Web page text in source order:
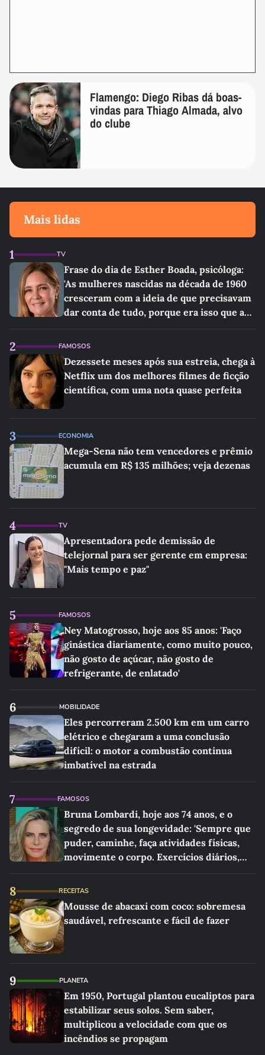
Flamengo: Diego Ribas dá boas-
vindas para Thiago Almada, alvo
do clube
Mais lidas
1 TV
Frase do dia de Esther Boada, psicóloga:
'As mulheres nascidas na década de 1960
cresceram com a ideia de que precisavam
dar conta de tudo, porque era isso que a
2 FAMOSOS
Dezessete meses após sua estreia, chega à
Netflix um dos melhores filmes de ficção
científica, com uma nota quase perfeita
3 ECONOMIA
Mega-Sena não tem vencedores e prêmio
acumula em R$ 135 milhões; veja dezenas
4 TV
Apresentadora pede demissão de
telejornal para ser gerente em empresa:
"Mais tempo e paz"
5 FAMOSOS
Ney Matogrosso, hoje aos 85 anos: 'Faço
ginástica diariamente, como muito pouco,
não gosto de açúcar, não gosto de
refrigerante, de enlatado'
6 MOBILIDADE
Eles percorreram 2.500 km em um carro
elétrico e chegaram a uma conclusão
difícil: o motor a combustão continua
imbatível na estrada
7 FAMOSOS
Bruna Lombardi, hoje aos 74 anos, e o
segredo de sua longevidade: 'Sempre que
puder, caminhe, faça atividades físicas,
movimente o corpo. Exercícios diários,
8 RECEITAS
Mousse de abacaxi com coco: sobremesa
saudável, refrescante e fácil de fazer
9 PLANETA
Em 1950, Portugal plantou eucaliptos para
estabilizar seus solos. Sem saber,
multiplicou a velocidade com que os
incêndios se propagam